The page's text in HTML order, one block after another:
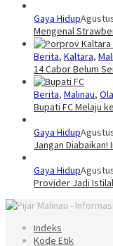
Gaya Hidup
Mengenal
Berita, Kaltara,
14 Cabor Belum
Berita, Malinau,
Bupati FC Melaju
Gaya Hidup
Jangan Diabaikan!
Gaya Hidup
Provider Jadi
Indeks
Kode Etik